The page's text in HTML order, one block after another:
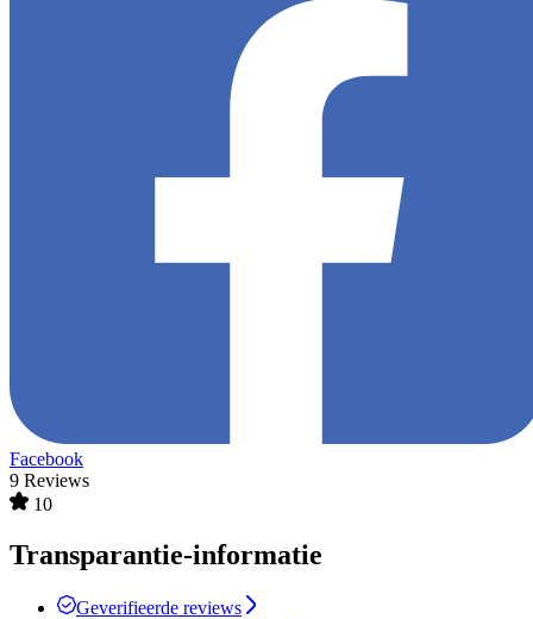
Facebook
9 Reviews
10
Transparantie-informatie
Geverifieerde reviews